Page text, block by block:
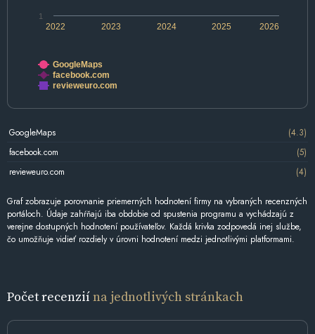
2022 2024 2026
2023 2025
1
GoogleMaps
facebook.com
revieweuro.com
GoogleMaps
(4.3)
facebook.com
(5)
revieweuro.com
(4)
Graf zobrazuje porovnanie priemerných hodnotení firmy na vybraných recenzných
portáloch. Údaje zahŕňajú iba obdobie od spustenia programu a vychádzajú z
verejne dostupných hodnotení používateľov. Každá krivka zodpovedá inej službe,
čo umožňuje vidieť rozdiely v úrovni hodnotení medzi jednotlivými platformami.
Počet recenziína jednotlivých stránkach